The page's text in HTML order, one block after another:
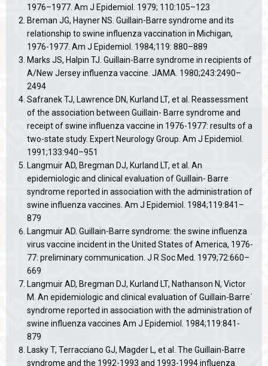
1976–1977. Am J Epidemiol. 1979; 110:105–123
Breman JG, Hayner NS. Guillain-Barre syndrome and its
relationship to swine influenza vaccination in Michigan,
1976-1977. Am J Epidemiol. 1984;119: 880–889
Marks JS, Halpin TJ. Guillain-Barre syndrome in recipients of
A/New Jersey influenza vaccine. JAMA. 1980;243:2490–
2494
Safranek TJ, Lawrence DN, Kurland LT, et al. Reassessment
of the association between Guillain- Barre syndrome and
receipt of swine influenza vaccine in 1976-1977: results of a
two-state study. Expert Neurology Group. Am J Epidemiol.
1991;133:940–951
Langmuir AD, Bregman DJ, Kurland LT, et al. An
epidemiologic and clinical evaluation of Guillain- Barre
syndrome reported in association with the administration of
swine influenza vaccines. Am J Epidemiol. 1984;119:841–
879
Langmuir AD. Guillain-Barre syndrome: the swine influenza
virus vaccine incident in the United States of America, 1976-
77: preliminary communication. J R Soc Med. 1979;72:660–
669
Langmuir AD, Bregman DJ, Kurland LT, Nathanson N, Victor
M. An epidemiologic and clinical evaluation of Guillain-Barre´
syndrome reported in association with the administration of
swine influenza vaccines Am J Epidemiol. 1984;119:841-
879
Lasky T, Terracciano GJ, Magder L, et al. The Guillain-Barre
syndrome and the 1992-1993 and 1993-1994 influenza